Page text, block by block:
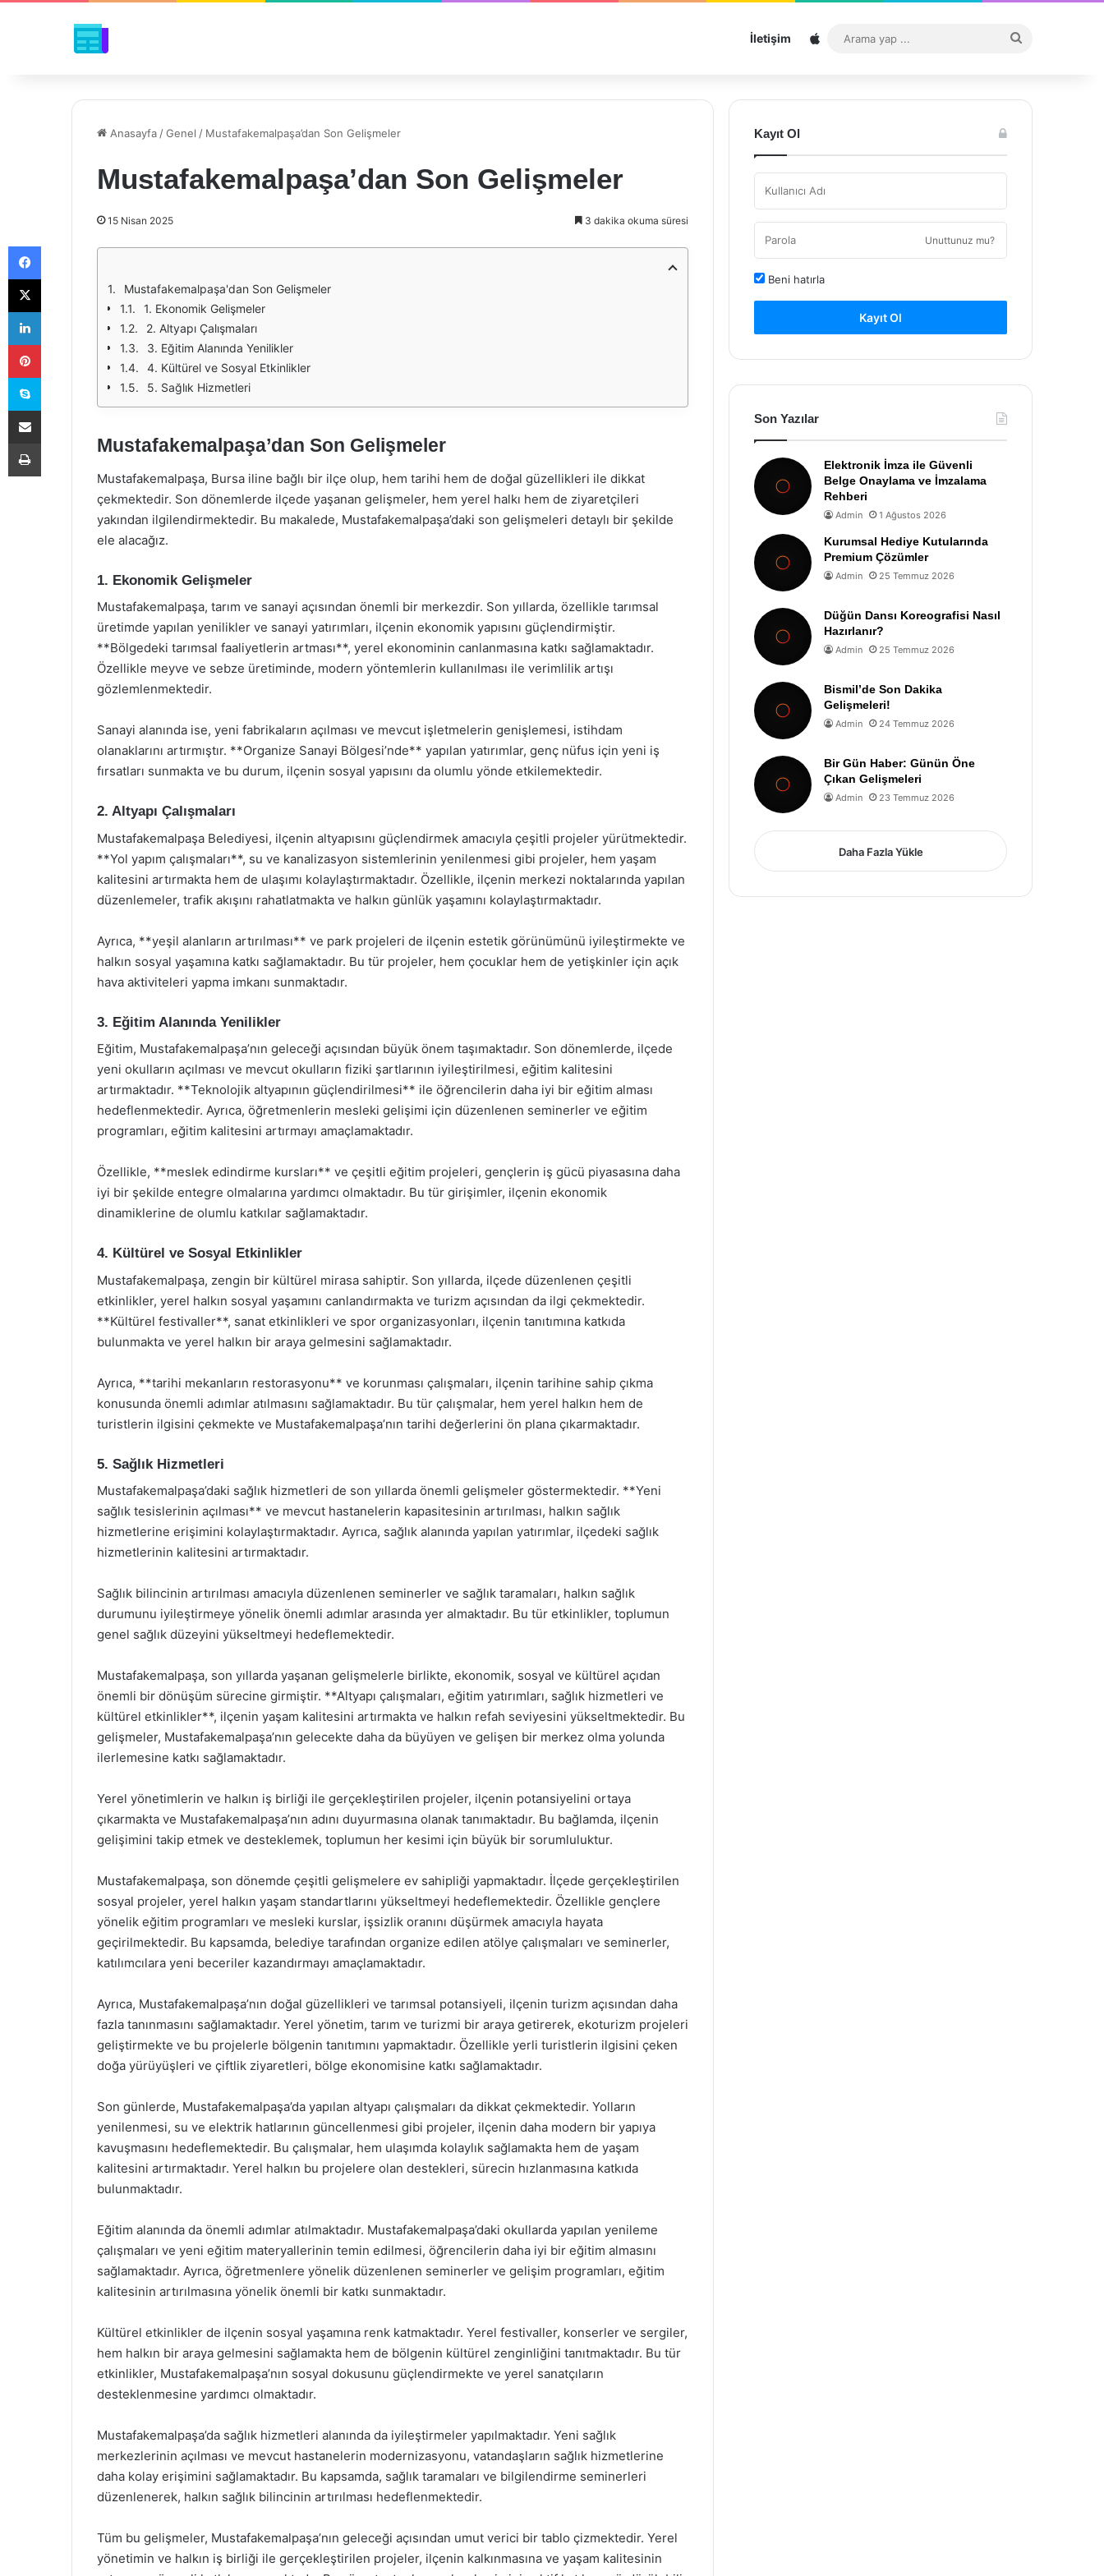
İletişim Sitemap
...
Anasayfa /Genel / Mustafakemalpaşa’dan Son Gelişmeler
Mustafakemalpaşa’dan Son Gelişmeler
15 Nisan 2025 3 dakika okuma süresi
Mustafakemalpaşa'dan Son Gelişmeler
1. Ekonomik Gelişmeler
2. Altyapı Çalışmaları
3. Eğitim Alanında Yenilikler
4. Kültürel ve Sosyal Etkinlikler
5. Sağlık Hizmetleri
Mustafakemalpaşa’dan Son Gelişmeler
Mustafakemalpaşa, Bursa iline bağlı bir ilçe olup, hem tarihi hem de doğal güzellikleri ile dikkat
çekmektedir. Son dönemlerde ilçede yaşanan gelişmeler, hem yerel halkı hem de ziyaretçileri
yakından ilgilendirmektedir. Bu makalede, Mustafakemalpaşa’daki son gelişmeleri detaylı bir şekilde
ele alacağız.
1. Ekonomik Gelişmeler
Mustafakemalpaşa, tarım ve sanayi açısından önemli bir merkezdir. Son yıllarda, özellikle tarımsal
üretimde yapılan yenilikler ve sanayi yatırımları, ilçenin ekonomik yapısını güçlendirmiştir.
**Bölgedeki tarımsal faaliyetlerin artması**, yerel ekonominin canlanmasına katkı sağlamaktadır.
Özellikle meyve ve sebze üretiminde, modern yöntemlerin kullanılması ile verimlilik artışı
gözlemlenmektedir.
Sanayi alanında ise, yeni fabrikaların açılması ve mevcut işletmelerin genişlemesi, istihdam
olanaklarını artırmıştır. **Organize Sanayi Bölgesi’nde** yapılan yatırımlar, genç nüfus için yeni iş
fırsatları sunmakta ve bu durum, ilçenin sosyal yapısını da olumlu yönde etkilemektedir.
2. Altyapı Çalışmaları
Mustafakemalpaşa Belediyesi, ilçenin altyapısını güçlendirmek amacıyla çeşitli projeler yürütmektedir.
**Yol yapım çalışmaları**, su ve kanalizasyon sistemlerinin yenilenmesi gibi projeler, hem yaşam
kalitesini artırmakta hem de ulaşımı kolaylaştırmaktadır. Özellikle, ilçenin merkezi noktalarında yapılan
düzenlemeler, trafik akışını rahatlatmakta ve halkın günlük yaşamını kolaylaştırmaktadır.
Ayrıca, **yeşil alanların artırılması** ve park projeleri de ilçenin estetik görünümünü iyileştirmekte ve
halkın sosyal yaşamına katkı sağlamaktadır. Bu tür projeler, hem çocuklar hem de yetişkinler için açık
hava aktiviteleri yapma imkanı sunmaktadır.
3. Eğitim Alanında Yenilikler
Eğitim, Mustafakemalpaşa’nın geleceği açısından büyük önem taşımaktadır. Son dönemlerde, ilçede
yeni okulların açılması ve mevcut okulların fiziki şartlarının iyileştirilmesi, eğitim kalitesini
artırmaktadır. **Teknolojik altyapının güçlendirilmesi** ile öğrencilerin daha iyi bir eğitim alması
hedeflenmektedir. Ayrıca, öğretmenlerin mesleki gelişimi için düzenlenen seminerler ve eğitim
programları, eğitim kalitesini artırmayı amaçlamaktadır.
Özellikle, **meslek edindirme kursları** ve çeşitli eğitim projeleri, gençlerin iş gücü piyasasına daha
iyi bir şekilde entegre olmalarına yardımcı olmaktadır. Bu tür girişimler, ilçenin ekonomik
dinamiklerine de olumlu katkılar sağlamaktadır.
4. Kültürel ve Sosyal Etkinlikler
Mustafakemalpaşa, zengin bir kültürel mirasa sahiptir. Son yıllarda, ilçede düzenlenen çeşitli
etkinlikler, yerel halkın sosyal yaşamını canlandırmakta ve turizm açısından da ilgi çekmektedir.
**Kültürel festivaller**, sanat etkinlikleri ve spor organizasyonları, ilçenin tanıtımına katkıda
bulunmakta ve yerel halkın bir araya gelmesini sağlamaktadır.
Ayrıca, **tarihi mekanların restorasyonu** ve korunması çalışmaları, ilçenin tarihine sahip çıkma
konusunda önemli adımlar atılmasını sağlamaktadır. Bu tür çalışmalar, hem yerel halkın hem de
turistlerin ilgisini çekmekte ve Mustafakemalpaşa’nın tarihi değerlerini ön plana çıkarmaktadır.
5. Sağlık Hizmetleri
Mustafakemalpaşa’daki sağlık hizmetleri de son yıllarda önemli gelişmeler göstermektedir. **Yeni
sağlık tesislerinin açılması** ve mevcut hastanelerin kapasitesinin artırılması, halkın sağlık
hizmetlerine erişimini kolaylaştırmaktadır. Ayrıca, sağlık alanında yapılan yatırımlar, ilçedeki sağlık
hizmetlerinin kalitesini artırmaktadır.
Sağlık bilincinin artırılması amacıyla düzenlenen seminerler ve sağlık taramaları, halkın sağlık
durumunu iyileştirmeye yönelik önemli adımlar arasında yer almaktadır. Bu tür etkinlikler, toplumun
genel sağlık düzeyini yükseltmeyi hedeflemektedir.
Mustafakemalpaşa, son yıllarda yaşanan gelişmelerle birlikte, ekonomik, sosyal ve kültürel açıdan
önemli bir dönüşüm sürecine girmiştir. **Altyapı çalışmaları, eğitim yatırımları, sağlık hizmetleri ve
kültürel etkinlikler**, ilçenin yaşam kalitesini artırmakta ve halkın refah seviyesini yükseltmektedir. Bu
gelişmeler, Mustafakemalpaşa’nın gelecekte daha da büyüyen ve gelişen bir merkez olma yolunda
ilerlemesine katkı sağlamaktadır.
Yerel yönetimlerin ve halkın iş birliği ile gerçekleştirilen projeler, ilçenin potansiyelini ortaya
çıkarmakta ve Mustafakemalpaşa’nın adını duyurmasına olanak tanımaktadır. Bu bağlamda, ilçenin
gelişimini takip etmek ve desteklemek, toplumun her kesimi için büyük bir sorumluluktur.
Mustafakemalpaşa, son dönemde çeşitli gelişmelere ev sahipliği yapmaktadır. İlçede gerçekleştirilen
sosyal projeler, yerel halkın yaşam standartlarını yükseltmeyi hedeflemektedir. Özellikle gençlere
yönelik eğitim programları ve mesleki kurslar, işsizlik oranını düşürmek amacıyla hayata
geçirilmektedir. Bu kapsamda, belediye tarafından organize edilen atölye çalışmaları ve seminerler,
katılımcılara yeni beceriler kazandırmayı amaçlamaktadır.
Ayrıca, Mustafakemalpaşa’nın doğal güzellikleri ve tarımsal potansiyeli, ilçenin turizm açısından daha
fazla tanınmasını sağlamaktadır. Yerel yönetim, tarım ve turizmi bir araya getirerek, ekoturizm projeleri
geliştirmekte ve bu projelerle bölgenin tanıtımını yapmaktadır. Özellikle yerli turistlerin ilgisini çeken
doğa yürüyüşleri ve çiftlik ziyaretleri, bölge ekonomisine katkı sağlamaktadır.
Son günlerde, Mustafakemalpaşa’da yapılan altyapı çalışmaları da dikkat çekmektedir. Yolların
yenilenmesi, su ve elektrik hatlarının güncellenmesi gibi projeler, ilçenin daha modern bir yapıya
kavuşmasını hedeflemektedir. Bu çalışmalar, hem ulaşımda kolaylık sağlamakta hem de yaşam
kalitesini artırmaktadır. Yerel halkın bu projelere olan destekleri, sürecin hızlanmasına katkıda
bulunmaktadır.
Eğitim alanında da önemli adımlar atılmaktadır. Mustafakemalpaşa’daki okullarda yapılan yenileme
çalışmaları ve yeni eğitim materyallerinin temin edilmesi, öğrencilerin daha iyi bir eğitim almasını
sağlamaktadır. Ayrıca, öğretmenlere yönelik düzenlenen seminerler ve gelişim programları, eğitim
kalitesinin artırılmasına yönelik önemli bir katkı sunmaktadır.
Kültürel etkinlikler de ilçenin sosyal yaşamına renk katmaktadır. Yerel festivaller, konserler ve sergiler,
hem halkın bir araya gelmesini sağlamakta hem de bölgenin kültürel zenginliğini tanıtmaktadır. Bu tür
etkinlikler, Mustafakemalpaşa’nın sosyal dokusunu güçlendirmekte ve yerel sanatçıların
desteklenmesine yardımcı olmaktadır.
Mustafakemalpaşa’da sağlık hizmetleri alanında da iyileştirmeler yapılmaktadır. Yeni sağlık
merkezlerinin açılması ve mevcut hastanelerin modernizasyonu, vatandaşların sağlık hizmetlerine
daha kolay erişimini sağlamaktadır. Bu kapsamda, sağlık taramaları ve bilgilendirme seminerleri
düzenlenerek, halkın sağlık bilincinin artırılması hedeflenmektedir.
Tüm bu gelişmeler, Mustafakemalpaşa’nın geleceği açısından umut verici bir tablo çizmektedir. Yerel
yönetimin ve halkın iş birliği ile gerçekleştirilen projeler, ilçenin kalkınmasına ve yaşam kalitesinin
Kayıt Ol
Unuttunuz mu?
Beni hatırla
Kayıt Ol
Son Yazılar
Elektronik İmza ile Güvenli
Belge Onaylama ve İmzalama
Rehberi
Admin 1 Ağustos 2026
Kurumsal Hediye Kutularında
Premium Çözümler
Admin 25 Temmuz 2026
Düğün Dansı Koreografisi Nasıl
Hazırlanır?
Admin 25 Temmuz 2026
Bismil’de Son Dakika
Gelişmeleri!
Admin 24 Temmuz 2026
Bir Gün Haber: Günün Öne
Çıkan Gelişmeleri
Admin 23 Temmuz 2026
Daha Fazla Yükle
Facebook
X
LinkedIn
Pinterest
Skype
E-Posta ile paylaş